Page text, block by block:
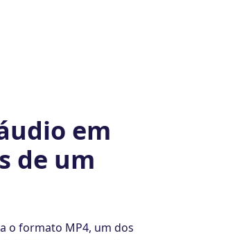
em
de um
o formato MP4, um dos